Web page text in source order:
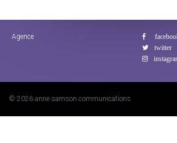
Agence
© 2026 anne samson communications